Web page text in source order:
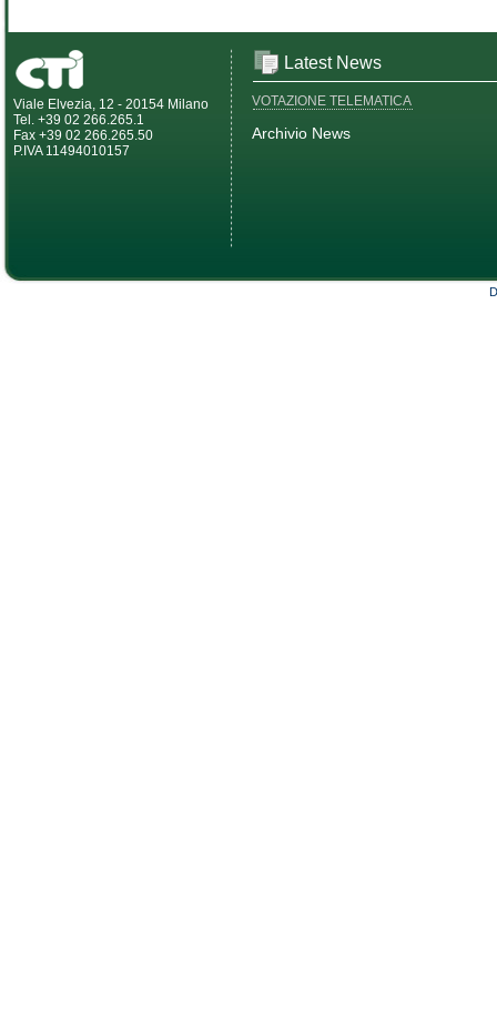
Viale Elvezia, 12 - 20154 Milano
Tel. +39 02 266.265.1
Fax +39 02 266.265.50
P.IVA 11494010157
Latest News
VOTAZIONE TELEMATICA
Archivio News